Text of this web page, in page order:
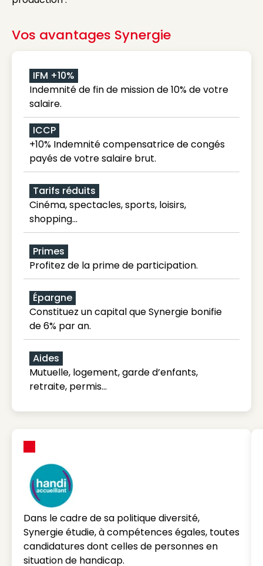
Vos avantages Synergie
IFM +10%
Indemnité de fin de mission de 10% de votre
salaire.
ICCP
+10% Indemnité compensatrice de congés
payés de votre salaire brut.
Tarifs réduits
Cinéma, spectacles, sports, loisirs,
shopping...
Primes
Profitez de la prime de participation.
Épargne
Constituez un capital que Synergie bonifie
de 6% par an.
Aides
Mutuelle, logement, garde d’enfants,
retraite, permis…
Dans le cadre de sa politique diversité,
Synergie étudie, à compétences égales, toutes
candidatures dont celles de personnes en
situation de handicap.